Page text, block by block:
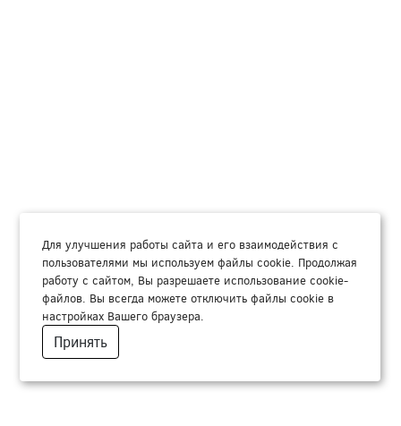
Для улучшения работы сайта и его взаимодействия с
пользователями мы используем файлы cookie. Продолжая
работу с сайтом, Вы разрешаете использование cookie-
файлов. Вы всегда можете отключить файлы cookie в
настройках Вашего браузера.
Принять